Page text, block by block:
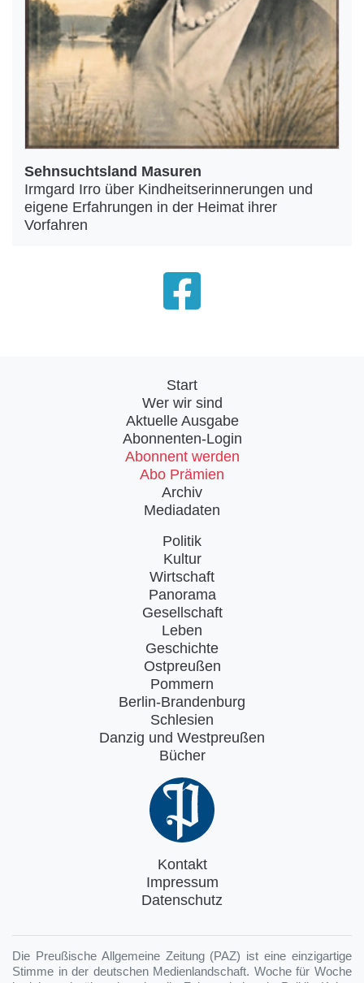
Sehnsuchtsland Masuren
Irmgard Irro über Kindheitserinnerungen und
eigene Erfahrungen in der Heimat ihrer
Vorfahren
Start
Wer wir sind
Aktuelle Ausgabe
Abonnenten-Login
Abonnent werden
Abo Prämien
Archiv
Mediadaten
Politik
Kultur
Wirtschaft
Panorama
Gesellschaft
Leben
Geschichte
Ostpreußen
Pommern
Berlin-Brandenburg
Schlesien
Danzig und Westpreußen
Bücher
Kontakt
Impressum
Datenschutz
Die Preußische Allgemeine Zeitung (PAZ) ist eine einzigartige
Stimme in der deutschen Medienlandschaft. Woche für Woche